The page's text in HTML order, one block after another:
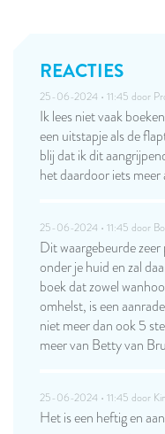
REACTIES
25-06-2024 • 11:45 door
Ik lees niet vaak
een uitstapje als de
blij dat ik dit
het daardoor iets
25-06-2024 • 11:45 door
Dit waargebeurde
onder je huid en zal
boek dat zowel
omhelst, is een
niet meer dan ook 5
meer van Betty van
25-06-2024 • 11:45 door
Het is een heftig en